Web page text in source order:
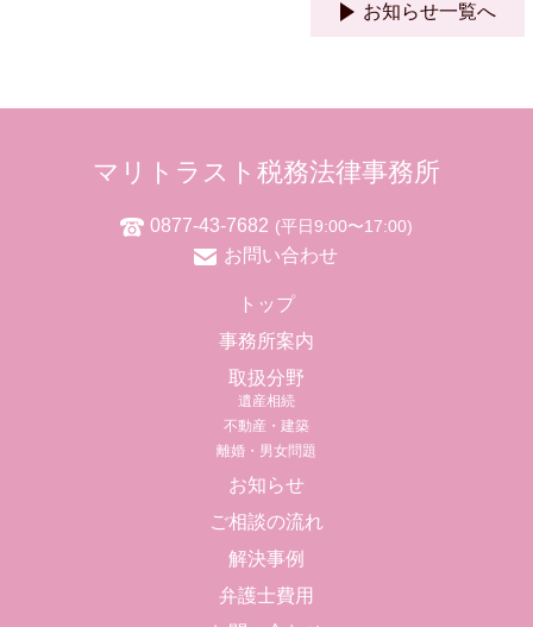
お知らせ一覧へ
マリトラスト税務法律事務所
0877-43-7682 (平日9:00〜17:00)
お問い合わせ
トップ
事務所案内
取扱分野
遺産相続
不動産・建築
離婚・男女問題
お知らせ
ご相談の流れ
解決事例
弁護士費用